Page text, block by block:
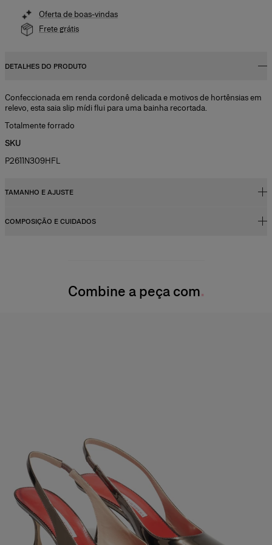
Oferta de boas-vindas
Frete grátis
DETALHES DO PRODUTO
Confeccionada em renda cordonê delicada e motivos de hortênsias em
relevo, esta saia slip mídi flui para uma bainha recortada.
Totalmente forrado
SKU
P2611N309HFL
TAMANHO E AJUSTE
Cintura alta, corte justo, comprimento mídi
COMPOSIÇÃO E CUIDADOS
Lave somente a secoCombine a peça com